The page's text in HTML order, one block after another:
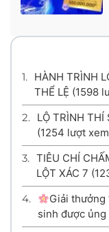
1. HÀNH TRÌNH LỘT XÁC MÙA 7 – CƠ CẤU TÀI TRỢ &
THỂ LỆ (1598
2.
LỘ TRÌNH
(1254 lượt
3. TIÊU CHÍ CHẤM ĐIỂM VÒNG SƠ LOẠI HÀNH TRÌNH
LỘT XÁC 7
4.
Giải thưởng
sinh được